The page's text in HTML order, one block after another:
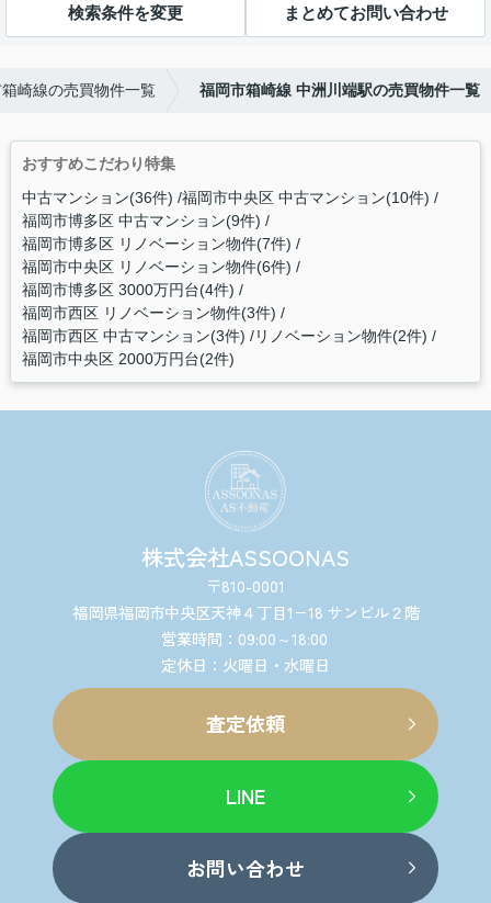
検索条件を変更 まとめてお問い合わせ
崎線の売買物件一覧 福岡市箱崎線 中洲川端駅の売買物件一覧
おすすめこだわり特集
中古マンション(36件) 福岡市中央区 中古マンション(10件)
福岡市博多区 中古マンション(9件)
福岡市博多区 リノベーション物件(7件)
福岡市中央区 リノベーション物件(6件)
福岡市博多区 3000万円台(4件)
福岡市西区 リノベーション物件(3件)
福岡市西区 中古マンション(3件) リノベーション物件(2件)
福岡市中央区 2000万円台(2件)
株式会社ASSOONAS
〒810-0001
福岡県福岡市中央区天神４丁目1−18 サンビル２階
営業時間：09:00～18:00
定休日：火曜日・水曜日
査定依頼
LINE
お問い合わせ